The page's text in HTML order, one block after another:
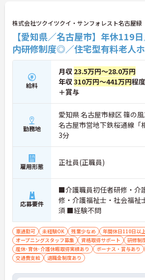
株式会社ツクイツクイ・サンフォレスト名古屋緑
【愛知県／名古屋市】年休119
内研修制度◎／住宅型有料老人
給料
月収 23.5万円～28.0万円
年収310万円～441万円程
＋賞与
勤務地
愛知県 名古屋市緑区 篠の
名古屋市営地下鉄桜通線「
3分
雇用形態 正社員(正職員)
応募要件
■介護職員初任者研修・介
修・介護福祉士・社会福
須 ■経験不問
車通勤可 未経験OK 残業少なめ
年間休日110日以
オープニングスタッフ募集
資格取得サポート
研修制
産休･育休･介護休暇取得実績あり
ボーナス・賞与あり
交通費支給
退職金制度あり